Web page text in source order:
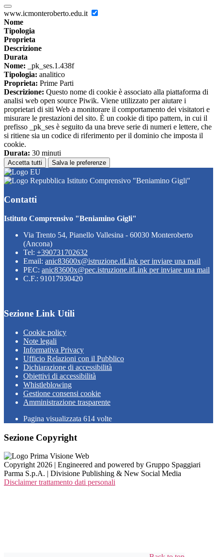
www.icmonteroberto.edu.it
Nome
Tipologia
Proprieta
Descrizione
Durata
Nome: _pk_ses.1.438f
Tipologia: analitico
Proprieta: Prime Parti
Descrizione: Questo nome di cookie è associato alla piattaforma di
analisi web open source Piwik. Viene utilizzato per aiutare i
proprietari di siti Web a monitorare il comportamento dei visitatori e
misurare le prestazioni del sito. È un cookie di tipo pattern, in cui il
prefisso _pk_ses è seguito da una breve serie di numeri e lettere, che
si ritiene sia un codice di riferimento per il dominio che imposta il
cookie.
Durata: 30 minuti
Accetta tutti Salva le preferenze
Istituto Comprensivo "Beniamino Gigli"
Contatti
Istituto Comprensivo "Beniamino Gigli"
Via Trento 54, Pianello Vallesina - 60030 Monteroberto
(Ancona)
Tel: +390731702632
Email: anic83600x@istruzione.itLink per inviare una mail
PEC: anic83600x@pec.istruzione.itLink per inviare una mail
C.F.: 91017930420
Sezione Link Utili
Cookie policy
Note legali
Informativa Privacy
Ufficio Relazioni con il Pubblico
Dichiarazione di accessibilità
Obiettivi di accessibilità
Whistleblowing
Gestione consensi cookie
Amministrazione trasparente
Pagina visualizzata 614 volte
Sezione Copyright
Copyright 2026 | Engineered and powered by Gruppo Spaggiari
Parma S.p.A. | Divisione Publishing & New Social Media
Disclaimer trattamento dati personali